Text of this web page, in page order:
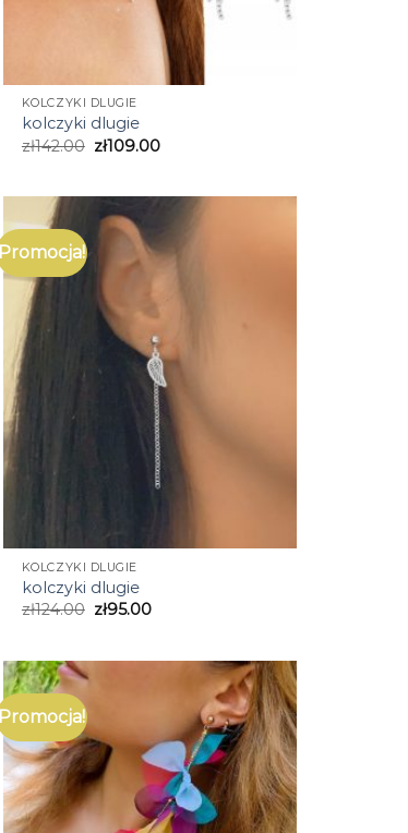
KOLCZYKI DLUGIE
kolczyki dlugie
zł142.00 zł109.00
Promocja!
KOLCZYKI DLUGIE
kolczyki dlugie
zł124.00 zł95.00
Promocja!